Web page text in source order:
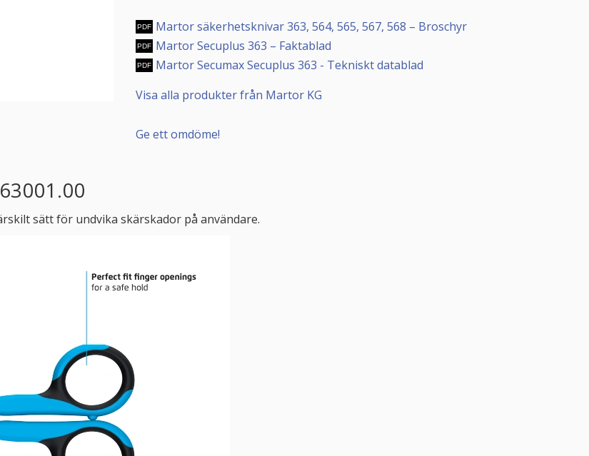
Martor säkerhetsknivar 363, 564, 565, 567, 568 – Broschyr
Martor Secuplus 363 – Faktablad
Martor Secumax Secuplus 363 - Tekniskt datablad
Visa alla produkter från Martor KG
Ge ett omdöme!
sätt för undvika skärskador på användare.